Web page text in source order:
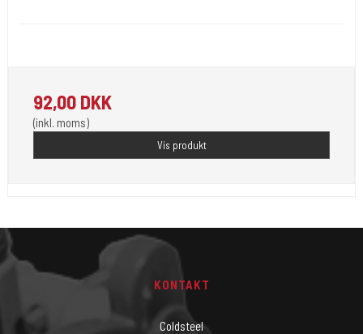
92,00 DKK
(inkl. moms)
Vis produkt
KONTAKT
Coldsteel